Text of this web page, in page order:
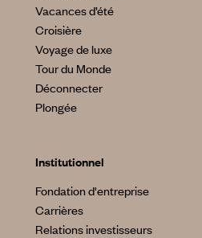
Vacances d’été
Croisière
Voyage de luxe
Tour du Monde
Déconnecter
Plongée
Institutionnel
Fondation d'entreprise
Carrières
Relations investisseurs